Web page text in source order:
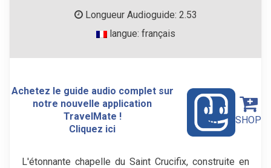
Longueur Audioguide: 2.53
langue: français
Achetez le guide audio complet sur
notre nouvelle application
TravelMate !
Cliquez ici
SHOP
L'étonnante chapelle du Saint Crucifix, construite en